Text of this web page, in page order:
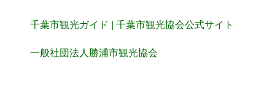
千葉市観光ガイド | 千葉市観光協会公式サイト
一般社団法人勝浦市観光協会